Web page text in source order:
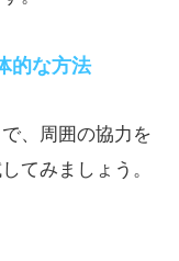
的な方法
、周囲の協力を
てみましょう。